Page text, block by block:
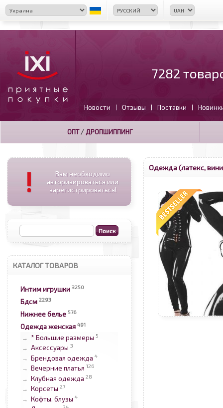
7282
Новости | Отзывы | Поставки |
ОПТ/ ДРОПШИППИНГ
!
Вам необходимо
авторизироваться или
зарегистрироваться!
КАТАЛОГ ТОВАРОВ
Интим игрушки 3250
Бдсм 2293
Нижнее белье 576
Одежда женская 491
→ * Большие размеры 5
→ Аксессуары 3
→ Брендовая одежда 4
→ Вечерние платья 126
→ Клубная одежда 28
→ Корсеты 27
→ Кофты, блузы 4
Одежда (латекс,